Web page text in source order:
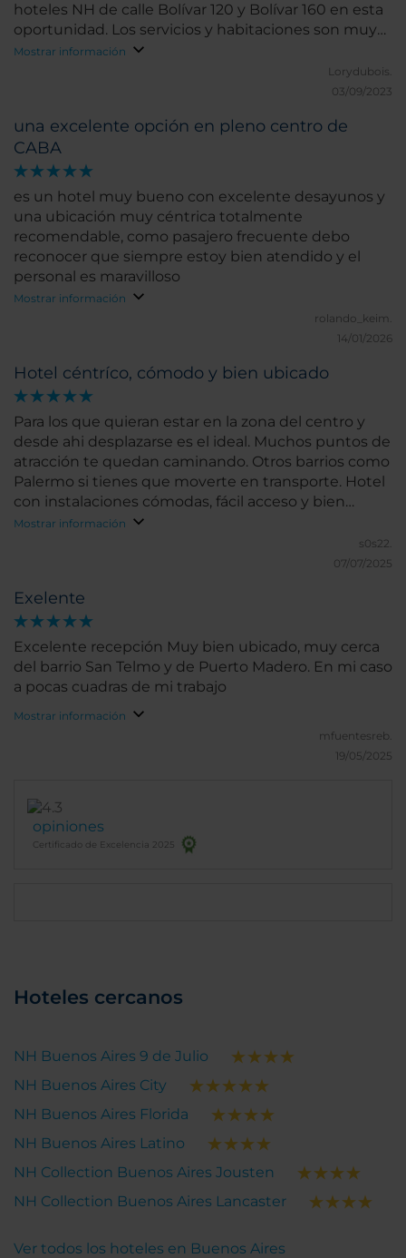
una excelente opción en pleno centro de
CABA
es un hotel muy bueno con excelente desayunos y
una ubicación muy céntrica totalmente
recomendable, como pasajero frecuente debo
reconocer que siempre estoy bien atendido y el
personal es maravilloso
Mostrar información
rolando_keim.
14/01/2026
Hotel céntríco, cómodo y bien ubicado
Para los que quieran estar en la zona del centro y
desde ahi desplazarse es el ideal. Muchos puntos de
atracción te quedan caminando. Otros barrios como
Palermo si tienes que moverte en transporte. Hotel
con instalaciones cómodas, fácil acceso y bien
ubicado en la zona céntrica de Buenos Aires
Mostrar información
s0s22.
07/07/2025
Exelente
Excelente recepción Muy bien ubicado, muy cerca
del barrio San Telmo y de Puerto Madero. En mi caso
a pocas cuadras de mi trabajo
Mostrar información
mfuentesreb.
19/05/2025
hoteles NH de calle Bolívar 120 y Bolívar 160 en esta
oportunidad. Los servicios y habitaciones son muy
buenos. Lo recomiendo.
Mostrar información
Lorydubois.
03/09/2023
opiniones
Certificado de Excelencia 2025
Hoteles cercanos
NH Buenos Aires 9 de Julio
NH Buenos Aires City
NH Buenos Aires Florida
NH Buenos Aires Latino
NH Collection Buenos Aires Jousten
NH Collection Buenos Aires Lancaster
Ver todos los hoteles en Buenos Aires